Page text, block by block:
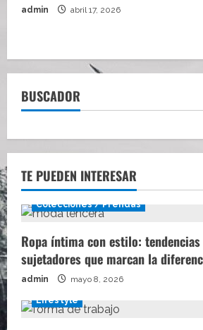
admin abril 17, 2026
BUSCADOR
TE PUEDEN INTERESAR
Colecciones / Prendas
Ropa íntima con estilo:
sujetadores que marcan la
admin mayo 8, 2026
Lifestyle